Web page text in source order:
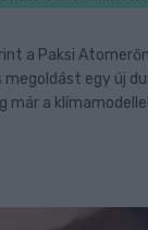
a Paksi
egy új
már a